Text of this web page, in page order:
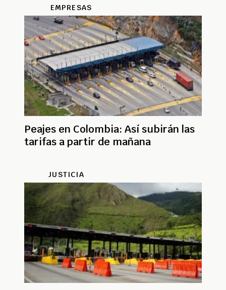
EMPRESAS
Peajes en Colombia: Así subirán las
tarifas a partir de mañana
JUSTICIA